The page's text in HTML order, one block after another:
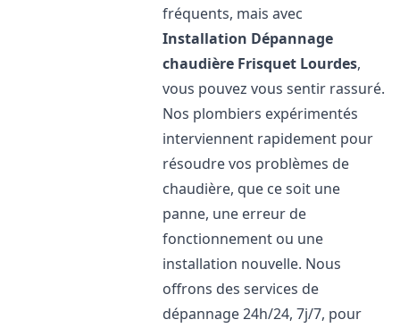
fréquents, mais avec
Installation Dépannage
chaudière Frisquet Lourdes,
vous pouvez vous sentir rassuré.
Nos plombiers expérimentés
interviennent rapidement pour
résoudre vos problèmes de
chaudière, que ce soit une
panne, une erreur de
fonctionnement ou une
installation nouvelle. Nous
offrons des services de
dépannage 24h/24, 7j/7, pour